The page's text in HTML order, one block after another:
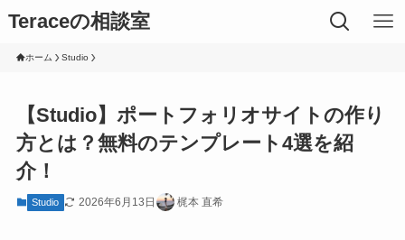
Teraceの相談室
ホーム Studio
【Studio】ポートフォリオサイトの作り
方とは？無料のテンプレート4選を紹
介！
Studio 2026年6月13日 梶本 直希